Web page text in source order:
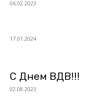
06.02.2023
17.01.2024
С Днем ВДВ!!!
02.08.2023